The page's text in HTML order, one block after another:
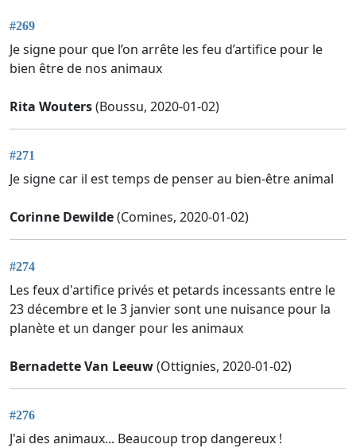
#269
Je signe pour que l’on arrête les feu d’artifice pour le
bien être de nos animaux
Rita Wouters(Boussu, 2020-01-02)
#271
Je signe car il est temps de penser au bien-être animal
Corinne Dewilde(Comines, 2020-01-02)
#274
Les feux d'artifice privés et petards incessants entre le
23 décembre et le 3 janvier sont une nuisance pour la
planète et un danger pour les animaux
Bernadette Van Leeuw(Ottignies, 2020-01-02)
#276
J'ai des animaux... Beaucoup trop dangereux !